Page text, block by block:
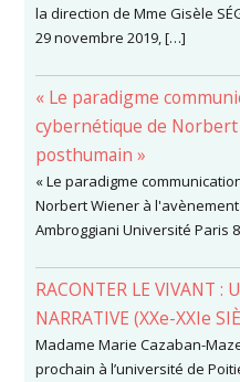
la direction de Mme Gisèle
29 novembre 2019, […]
« Le paradigme
cybernétique de Norbert
posthumain »
« Le paradigme
Norbert Wiener à
Ambroggiani Université Paris 8
RACONTER LE VIVANT :
NARRATIVE (XXe-XXIe
Madame Marie Cazaban-
prochain à l’université de